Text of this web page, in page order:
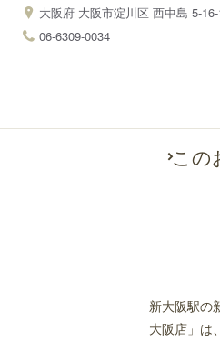
大阪府 大阪市淀川区 西中島 5-
06-6309-0034
この
新大阪駅の
大阪店」は